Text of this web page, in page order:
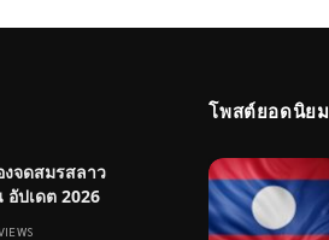
จดสมรสลาว
อัปเดต 2026
โพสต์ยอดนิยม